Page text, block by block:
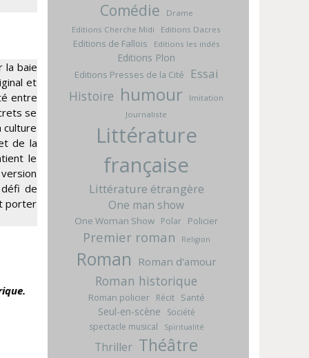
la baie
et
entre
se
culture
de la
le
de
porter
Comédie
Drame
Editions Cherche Midi
Editions Dacres
Editions de Fallois Editions les indés
Editions Plon
Editions Presses de la Cité Essai
Histoire humour
Imitation
Journaliste
Littérature
française
Littérature étrangère
One man show
One Woman Show Polar Policier
Premier roman Religion
Roman Roman d'amour
Roman historique
Roman policier Récit Santé
Seul-en-scène
Société
spectacle musical
Spiritualité
Thriller Théâtre